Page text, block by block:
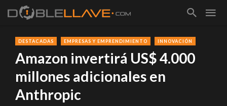
DESTACADAS EMPRESAS Y EMPRENDIMIENTO INNOVACIÓN
Amazon invertirá US$ 4.000
millones adicionales en
Anthropic